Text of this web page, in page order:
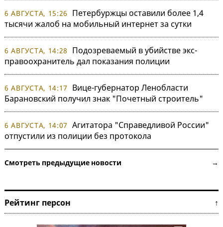
6 АВГУСТА, 15:26
Петербуржцы оставили более 1,4
тысячи жалоб на мобильный интернет за сутки
6 АВГУСТА, 14:28
Подозреваемый в убийстве экс-
правоохранитель дал показания полиции
6 АВГУСТА, 14:17
Вице-губернатор Ленобласти
Барановский получил знак "Почетный строитель"
6 АВГУСТА, 14:07 Агитатора "Справедливой России"
отпустили из полиции без протокола
Смотреть предыдущие новости →
Рейтинг персон ↑